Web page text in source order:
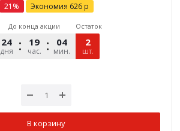
21 % Экономия 626р
До конца акции
24
дня
19
час.
04
мин.
49
сек.
Остаток
2
шт.
В корзину